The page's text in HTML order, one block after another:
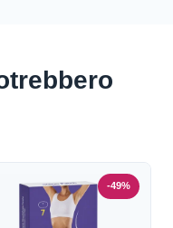
-49%